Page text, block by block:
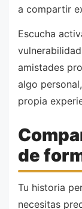
a compartir
Escucha
amistades
algo
propia
de
Tu historia
necesitas